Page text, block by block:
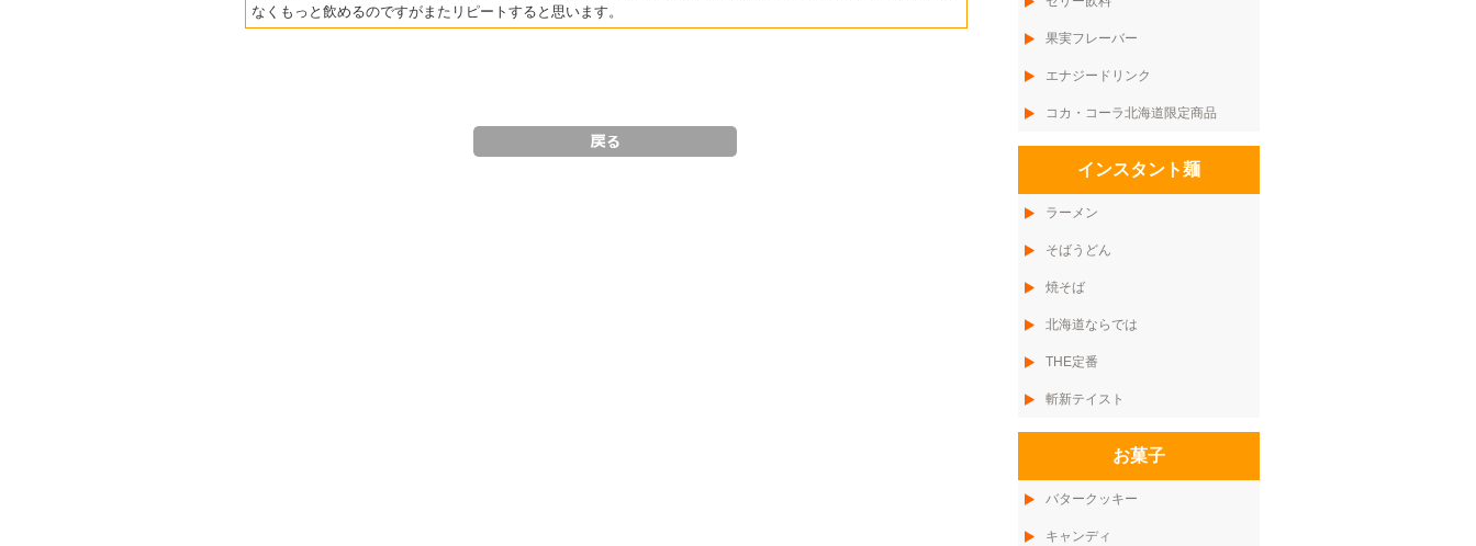
なくもっと飲めるのですがまたリピートすると思います。
果実フレーバー
エナジードリンク
コカ・コーラ北海道限定商品
インスタント麺
ラーメン
そばうどん
焼そば
北海道ならでは
THE定番
斬新テイスト
お菓子
バタークッキー
キャンディ